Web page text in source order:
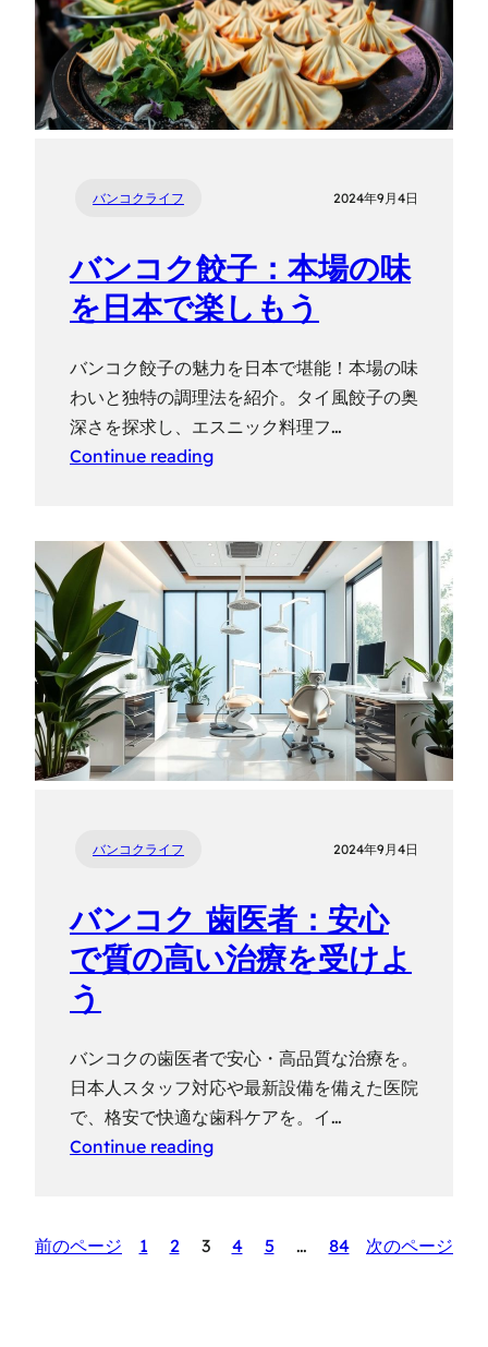
バンコクライフ 2024年9月4日
バンコク餃子：本場の味
を日本で楽しもう
バンコク餃子の魅力を日本で堪能！本場の味
わいと独特の調理法を紹介。タイ風餃子の奥
深さを探求し、エスニック料理フ…
Continue reading
バンコクライフ 2024年9月4日
バンコク 歯医者：安心
で質の高い治療を受けよ
う
バンコクの歯医者で安心・高品質な治療を。
日本人スタッフ対応や最新設備を備えた医院
で、格安で快適な歯科ケアを。イ…
Continue reading
前のページ 1 2 3 4 5 … 84 次のページ